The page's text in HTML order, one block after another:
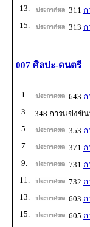
13.
311 ก
15.
313 ก
007 ศิลปะ-ดนตรี
1. 643 ก
3.
348 การแข่งขั
5.
353 ก
7.
371 ก
9.
731 ก
11.
732 ก
13.
603 ก
15.
605 ก